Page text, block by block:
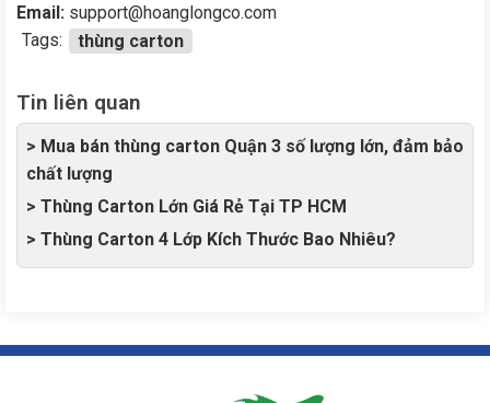
Email: support@hoanglongco.com
Tags:
thùng carton
Tin liên quan
> Mua bán thùng carton Quận 3 số lượng lớn, đảm bảo
chất lượng
> Thùng Carton Lớn Giá Rẻ Tại TP HCM
> Thùng Carton 4 Lớp Kích Thước Bao Nhiêu?